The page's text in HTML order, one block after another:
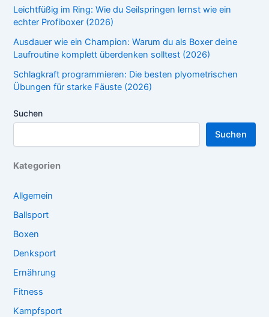
Leichtfüßig im Ring: Wie du Seilspringen lernst wie ein
echter Profiboxer (2026)
Ausdauer wie ein Champion: Warum du als Boxer deine
Laufroutine komplett überdenken solltest (2026)
Schlagkraft programmieren: Die besten plyometrischen
Übungen für starke Fäuste (2026)
Suchen
Suchen
Kategorien
Allgemein
Ballsport
Boxen
Denksport
Ernährung
Fitness
Kampfsport